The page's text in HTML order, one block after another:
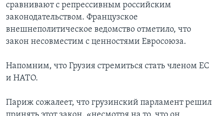
сравнивают с репрессивным российским
законодательством. Французское
внешнеполитическое ведомство отметило, что
закон несовместим с ценностями Евросоюза.
Напомним, что Грузия стремиться стать членом ЕС
и НАТО.
Париж сожалеет, что грузинский парламент решил